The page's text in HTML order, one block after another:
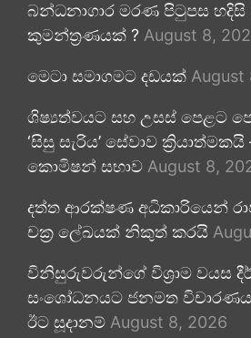
බන්ධනාගාර මරණ පිටුපස හදිසි
කුමන්ත්‍රණයක් ? August 8,
මෙටා සමාගමට දඩයක් August
ශිෂ්‍යත්වයට සහ උසස් පෙළට
‘සිසු සැරිය’ සේවාව
කොමිෂන් සභාව August 8,
දත්ත ආරක්ෂණ අධිකාරියෙන්
චක්‍ර ලේඛයක් නිකුත් කරයි
විනිසුරුවරුන්ගේ විශ්‍රාම වයස
සංශෝධනයට ජනමත
ඊට සූදානම් August 8, 2026